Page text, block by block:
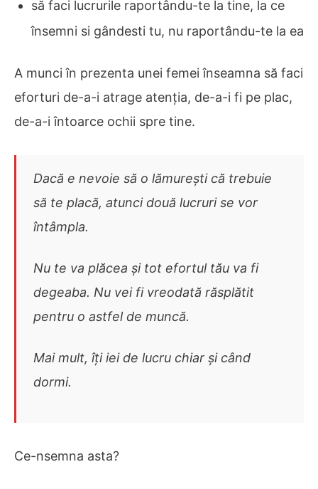
să faci lucrurile raportându-te la tine, la ce
însemni si gândesti tu, nu raportându-te la ea
A munci în prezenta unei femei înseamna să faci
eforturi de-a-i atrage atenția, de-a-i fi pe plac,
de-a-i întoarce ochii spre tine.
Dacă e nevoie să o lămurești că trebuie
să te placă, atunci două lucruri se vor
întâmpla.
Nu te va plăcea și tot efortul tău va fi
degeaba. Nu vei fi vreodată răsplătit
pentru o astfel de muncă.
Mai mult, îți iei de lucru chiar și când
dormi.
Ce-nsemna asta?